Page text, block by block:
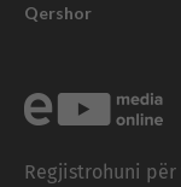
Qershor
Regjistrohuni